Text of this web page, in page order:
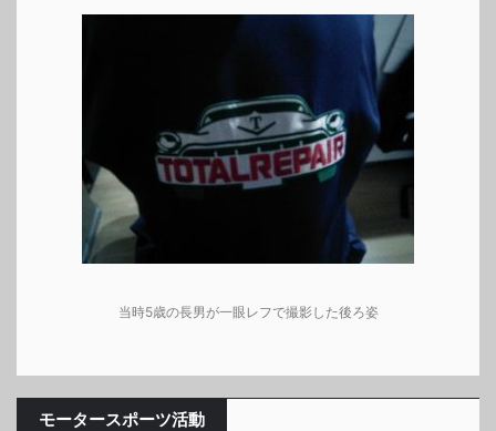
当時5歳の長男が一眼レフで撮影した後ろ姿
モータースポーツ活動